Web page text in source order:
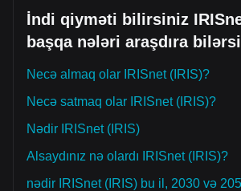
İndi qiyməti bilirsiniz
başqa nələri araşdıra
Necə almaq olar IRISnet (IRIS)?
Necə satmaq olar IRISnet (IRIS)?
Nədir IRISnet (IRIS)
Alsaydınız nə olardı IRISnet (IRIS)?
nədir IRISnet (IRIS) bu il, 2030 və